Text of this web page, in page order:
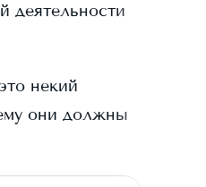
деятельности
некий
они должны